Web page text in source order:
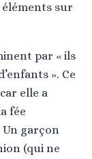
sur
par « ils
». Ce
elle a
fée
Un garçon
(qui ne